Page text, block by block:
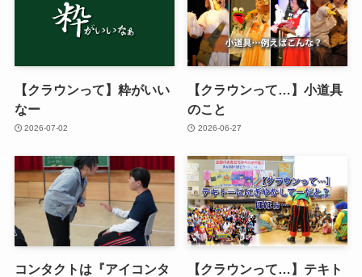
【クラウンって】粋がいい
なー
2026-07-02
【クラウンって…】小道具
のこと
2026-06-27
コンタクトは『アイコンタ
【クラウンって…】テキト